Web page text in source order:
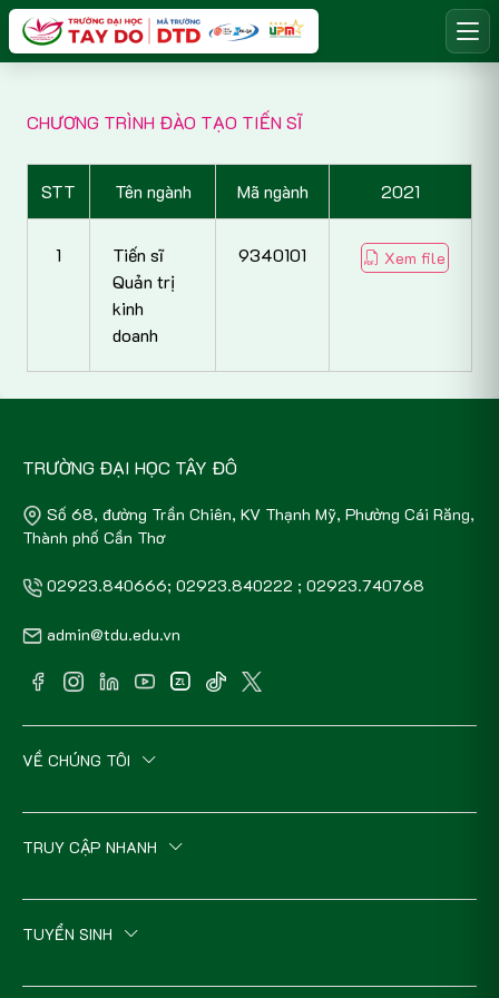
CHƯƠNG TRÌNH ĐÀO TẠO TIẾN SĨ
STT Tên ngành Mã ngành 2021
1
Tiến sĩ
Quản trị
kinh
doanh
9340101 Xem file
TRƯỜNG ĐẠI HỌC TÂY ĐÔ
Số 68, đường Trần Chiên, KV Thạnh Mỹ, Phường Cái Răng,
Thành phố Cần Thơ
02923.840666; 02923.840222 ; 02923.740768
admin@tdu.edu.vn
VỀ CHÚNG TÔI
TRUY CẬP NHANH
TUYỂN SINH